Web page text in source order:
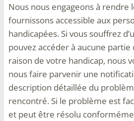
Nous nous engageons à rendre
fournissons accessible aux
handicapées. Si vous souffrez
pouvez accéder à aucune
raison de votre handicap, nous
nous faire parvenir une
description détaillée du
rencontré. Si le problème est
et peut être résolu